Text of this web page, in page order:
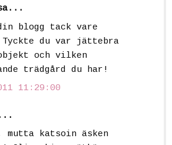
blogg tack vare
Tyckte du var jättebra
och vilken
trädgård du har!
11:29:00
mutta katsoin äsken